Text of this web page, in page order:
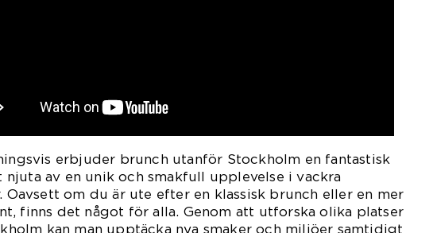
erbjuder brunch utanför Stockholm en fantastisk
av en unik och smakfull upplevelse i vackra
Oavsett om du är ute efter en klassisk brunch eller en mer
finns det något för alla. Genom att utforska olika platser
kan man upptäcka nya smaker och miljöer samtidigt